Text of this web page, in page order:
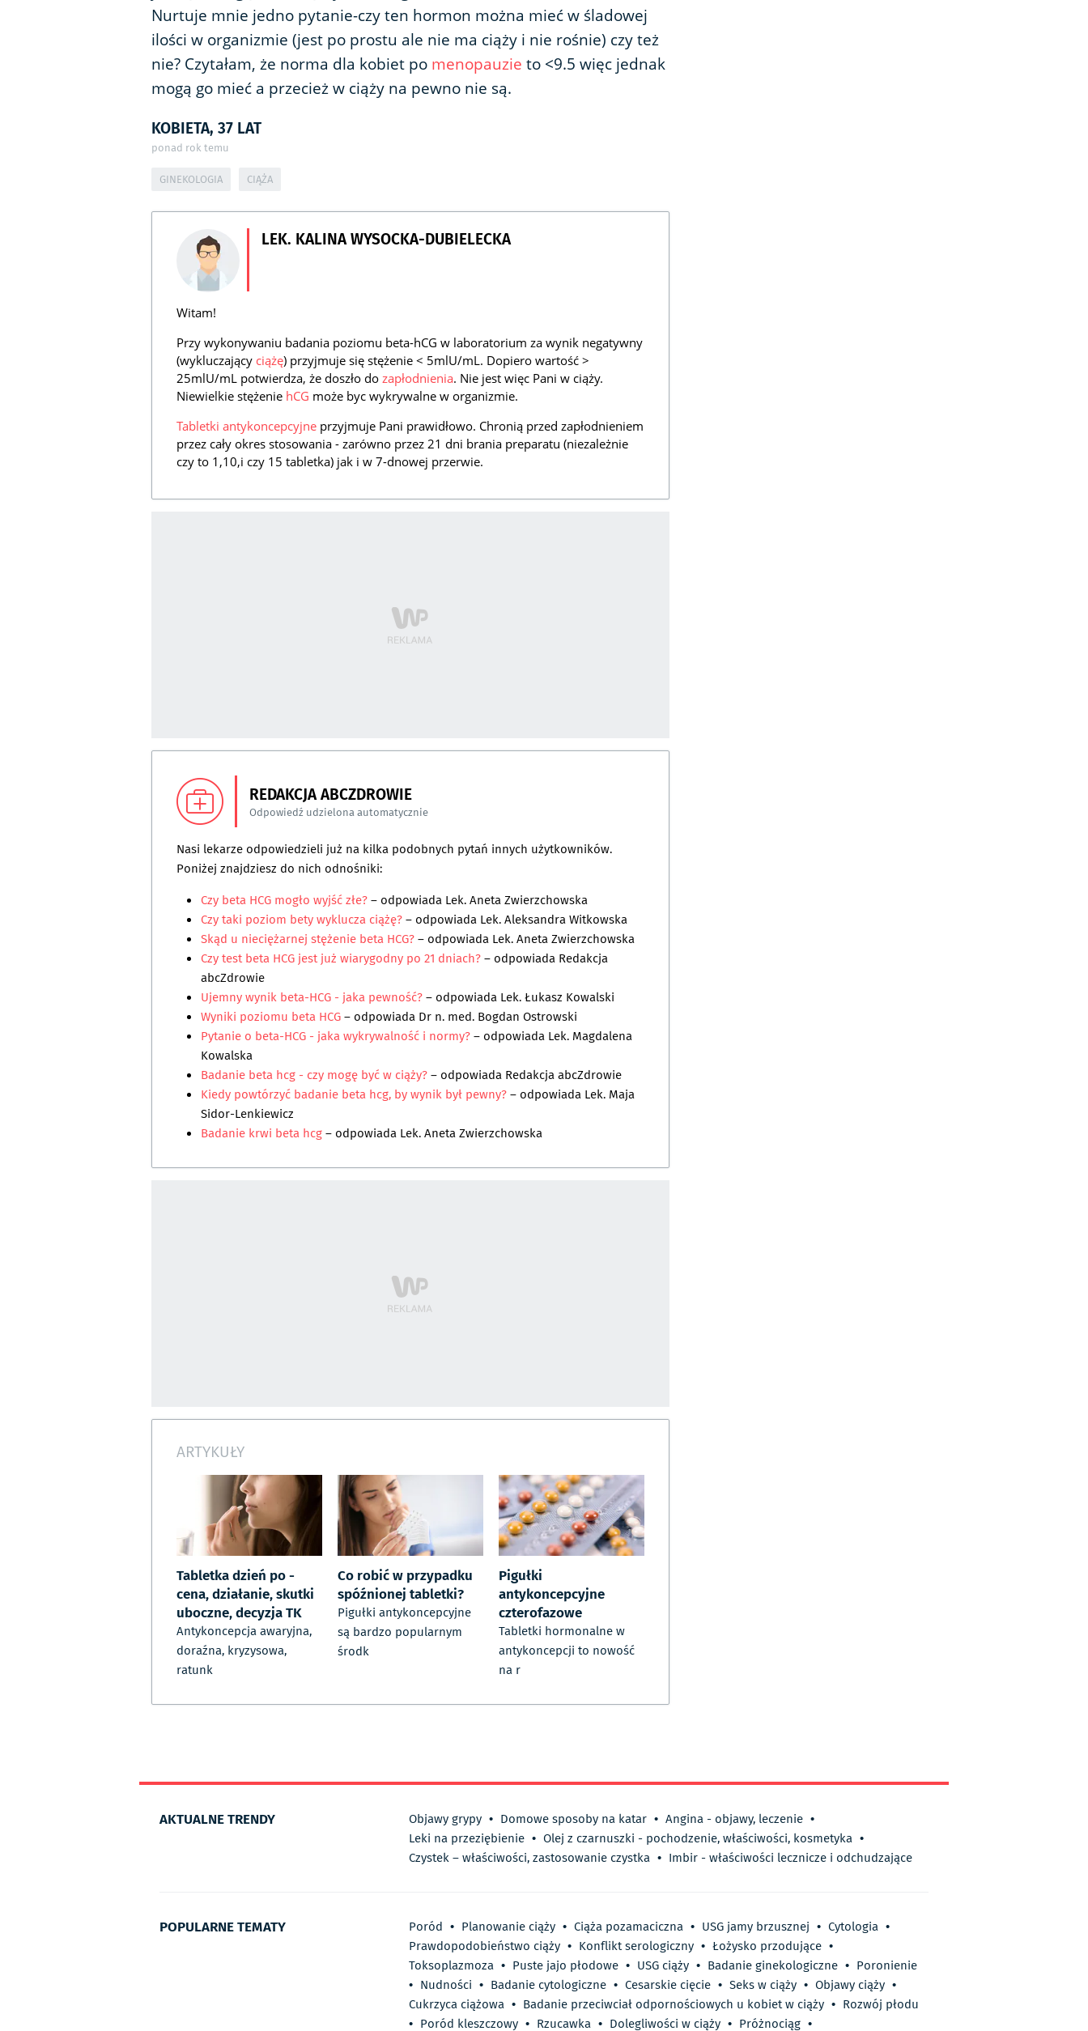
Nurtuje mnie jedno pytanie-czy ten hormon można mieć w śladowej
ilości w organizmie (jest po prostu ale nie ma ciąży i nie rośnie) czy też
nie? Czytałam, że norma dla kobiet po menopauzie to <9.5 więc jednak
mogą go mieć a przecież w ciąży na pewno nie są.
KOBIETA, 37 LAT
ponad rok temu
GINEKOLOGIA CIĄŻA
LEK. KALINA WYSOCKA-DUBIELECKA
Witam!
Przy wykonywaniu badania poziomu beta-hCG w laboratorium za wynik negatywny
(wykluczający ciążę) przyjmuje się stężenie < 5mlU/mL. Dopiero wartość >
25mlU/mL potwierdza, że doszło do zapłodnienia. Nie jest więc Pani w ciąży.
Niewielkie stężenie hCG może byc wykrywalne w organizmie.
Tabletki antykoncepcyjne przyjmuje Pani prawidłowo. Chronią przed zapłodnieniem
przez cały okres stosowania - zarówno przez 21 dni brania preparatu (niezależnie
czy to 1,10,i czy 15 tabletka) jak i w 7-dnowej przerwie.
REDAKCJA ABCZDROWIE
Odpowiedź udzielona automatycznie
Nasi lekarze odpowiedzieli już na kilka podobnych pytań innych użytkowników.
Poniżej znajdziesz do nich odnośniki:
Czy beta HCG mogło wyjść złe?– odpowiada Lek. Aneta Zwierzchowska
Czy taki poziom bety wyklucza ciążę?– odpowiada Lek. Aleksandra Witkowska
Skąd u nieciężarnej stężenie beta HCG?– odpowiada Lek. Aneta Zwierzchowska
Czy test beta HCG jest już wiarygodny po 21 dniach?– odpowiada Redakcja
abcZdrowie
Ujemny wynik beta-HCG - jaka pewność?– odpowiada Lek. Łukasz Kowalski
Wyniki poziomu beta HCG– odpowiada Dr n. med. Bogdan Ostrowski
Pytanie o beta-HCG - jaka wykrywalność i normy?– odpowiada Lek. Magdalena
Kowalska
Badanie beta hcg - czy mogę być w ciąży?– odpowiada Redakcja abcZdrowie
Kiedy powtórzyć badanie beta hcg, by wynik był pewny?– odpowiada Lek. Maja
Sidor-Lenkiewicz
Badanie krwi beta hcg– odpowiada Lek. Aneta Zwierzchowska
ARTYKUŁY
Tabletka dzień po -
cena, działanie, skutki
uboczne, decyzja TK
Antykoncepcja awaryjna,
doraźna, kryzysowa,
ratunk
Co robić w przypadku
spóźnionej tabletki?
Pigułki antykoncepcyjne
są bardzo popularnym
środk
Pigułki
antykoncepcyjne
czterofazowe
Tabletki hormonalne w
antykoncepcji to nowość
na r
AKTUALNE TRENDY Objawy grypy • Domowe sposoby na katar • Angina - objawy, leczenie •
Leki na przeziębienie • Olej z czarnuszki - pochodzenie, właściwości, kosmetyka •
Czystek – właściwości, zastosowanie czystka • Imbir - właściwości lecznicze i odchudzające
POPULARNE TEMATY Poród • Planowanie ciąży • Ciąża pozamaciczna • USG jamy brzusznej • Cytologia •
Prawdopodobieństwo ciąży • Konflikt serologiczny • Łożysko przodujące •
Toksoplazmoza • Puste jajo płodowe • USG ciąży • Badanie ginekologiczne • Poronienie
• Nudności • Badanie cytologiczne • Cesarskie cięcie • Seks w ciąży • Objawy ciąży •
Cukrzyca ciążowa • Badanie przeciwciał odpornościowych u kobiet w ciąży • Rozwój płodu
• Poród kleszczowy • Rzucawka • Dolegliwości w ciąży • Próżnociąg •